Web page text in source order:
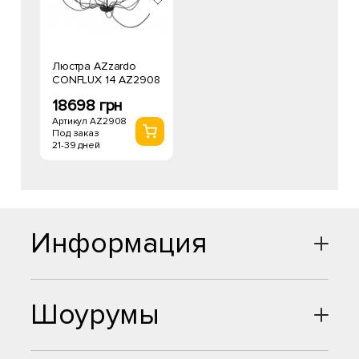
Люстра AZzardo
CONFLUX 14 AZ2908
18698 грн
Артикул AZ2908
Под заказ
21-39 дней
Шоурумы
Информация